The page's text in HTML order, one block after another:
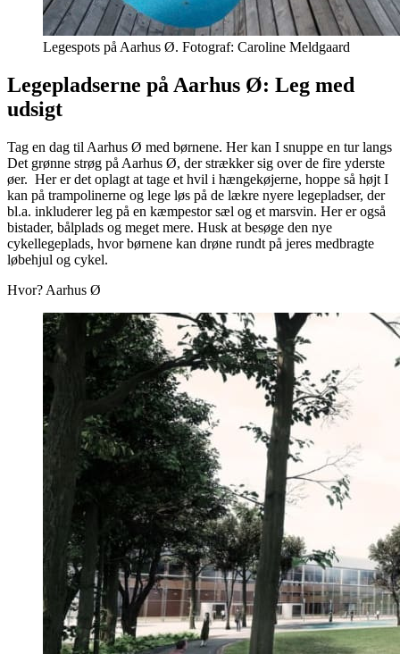
Legespots på Aarhus Ø. Fotograf: Caroline Meldgaard
Legepladserne på Aarhus Ø: Leg med
udsigt
Tag en dag til Aarhus Ø med børnene. Her kan I snuppe en tur langs
Det grønne strøg på Aarhus Ø, der strækker sig over de fire yderste
øer. Her er det oplagt at tage et hvil i hængekøjerne, hoppe så højt I
kan på trampolinerne og lege løs på de lækre nyere legepladser, der
bl.a. inkluderer leg på en kæmpestor sæl og et marsvin. Her er også
bistader, bålplads og meget mere. Husk at besøge den nye
cykellegeplads, hvor børnene kan drøne rundt på jeres medbragte
løbehjul og cykel.
Hvor? Aarhus Ø